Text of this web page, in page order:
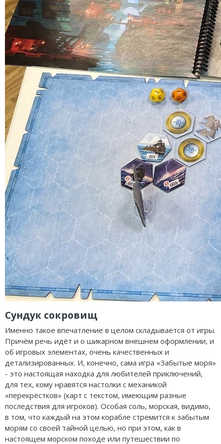
Сундук сокровищ
Именно такое впечатление в целом складывается от игры.
Причём речь идёт и о шикарном внешнем оформлении, и
об игровых элементах, очень качественных и
детализированных. И, конечно, сама игра «Забытые моря»
- это настоящая находка для любителей приключений,
для тех, кому нравятся настолки с механикой
«перекрёстков» (карт с текстом, имеющим разные
последствия для игроков). Особая соль, морская, видимо,
в том, что каждый на этом корабле стремится к забытым
морям со своей тайной целью, но при этом, как в
настоящем морском походе или путешествии по